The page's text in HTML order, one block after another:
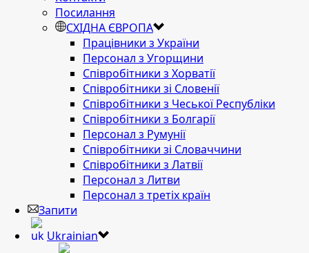
Посилання
СХІДНА ЄВРОПА
Працівники з України
Персонал з Угорщини
Співробітники з Хорватії
Співробітники зі Словенії
Співробітники з Чеської Республіки
Співробітники з Болгарії
Персонал з Румунії
Співробітники зі Словаччини
Співробітники з Латвії
Персонал з Литви
Персонал з третіх країн
Запити
Ukrainian